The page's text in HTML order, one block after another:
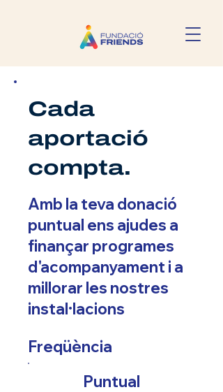
Cada
aportació
compta.
Amb la teva donació
puntual ens ajudes a
finançar programes
d'acompanyament i a
millorar les nostres
instal·lacions
Freqüència
Puntual